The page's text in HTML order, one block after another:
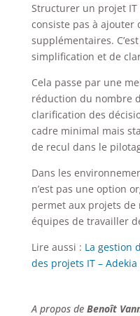
Structurer un projet
consiste pas à ajouter
supplémentaires.
simplification et de
Cela passe par une
réduction du nombre
clarification des
cadre minimal mais
de recul dans le
Dans les
n’est pas une option
permet aux projets
équipes de travailler
Lire aussi : La gestion
des projets IT – Adekia
A propos de Benoît